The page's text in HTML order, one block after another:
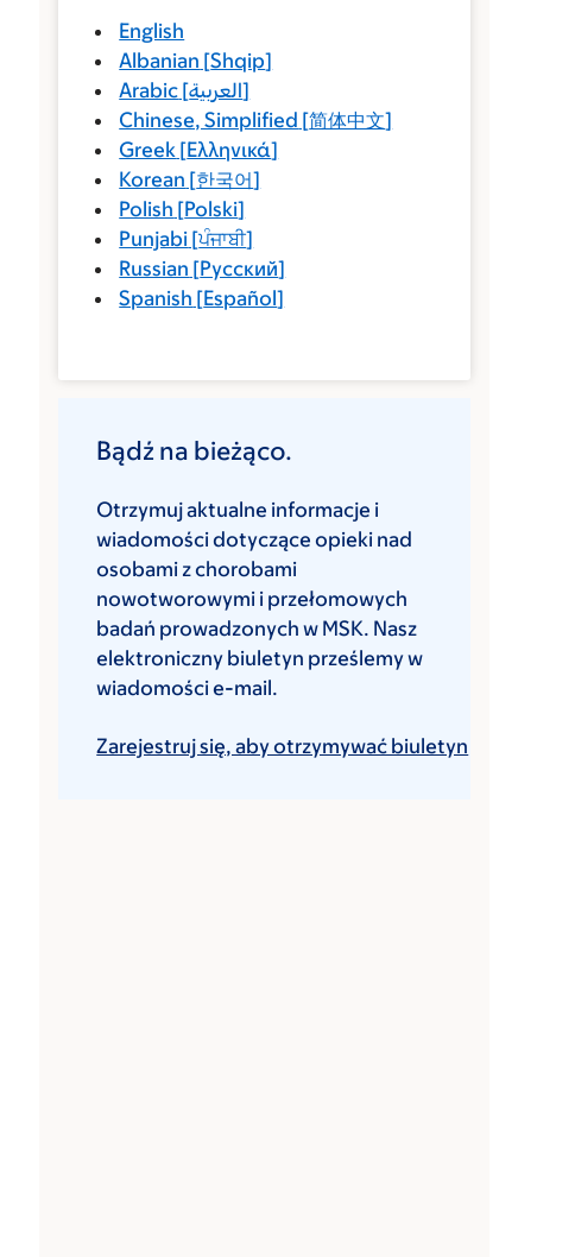
English
Albanian [Shqip]
Arabic [العربية]
Chinese, Simplified [简体中文]
Greek [Ελληνικά]
Korean [한국어]
Polish [Polski]
Punjabi [ਪੰਜਾਬੀ]
Russian [Русский]
Spanish [Español]
Bądź na bieżąco.
Otrzymuj aktualne informacje i
wiadomości dotyczące opieki nad
osobami z chorobami
nowotworowymi i przełomowych
badań prowadzonych w MSK. Nasz
elektroniczny biuletyn prześlemy w
wiadomości e-mail.
Zarejestruj się, aby otrzymywać biuletyn